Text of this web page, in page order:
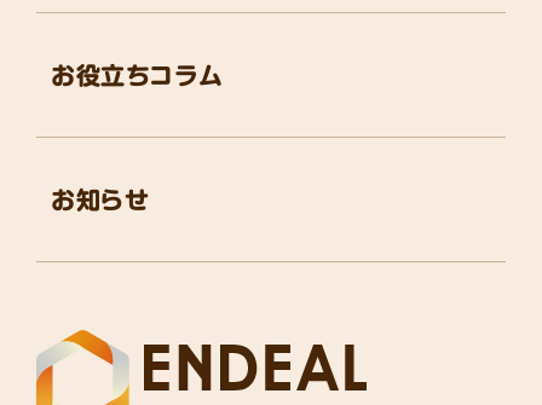
お役立ちコラム
お知らせ